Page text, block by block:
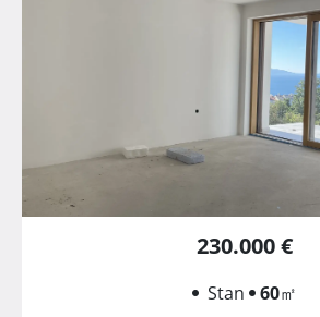
230.000 €
Stan 60㎡